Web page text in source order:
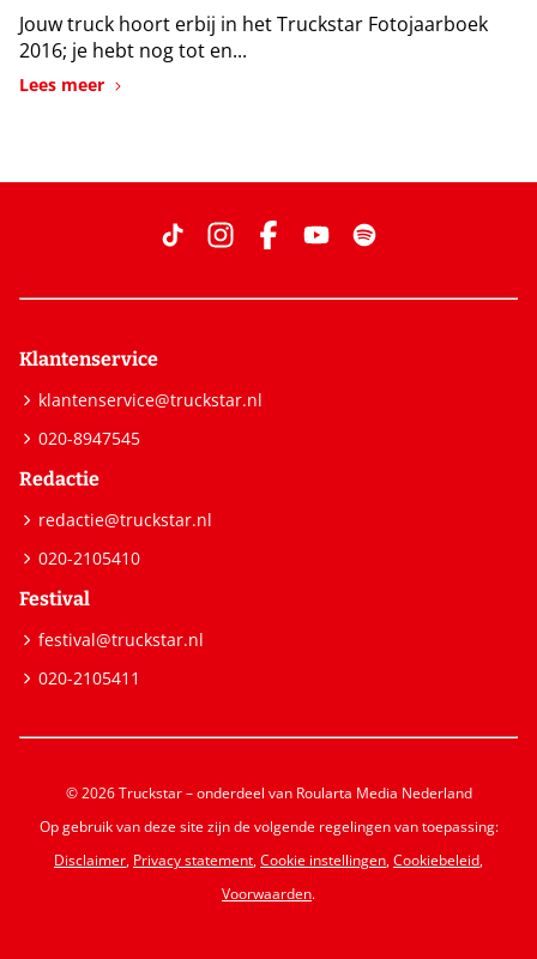
Jouw truck hoort erbij in het Truckstar Fotojaarboek
2016; je hebt nog tot en...
Lees meer
Klantenservice
klantenservice@truckstar.nl
020-8947545
Redactie
redactie@truckstar.nl
020-2105410
Festival
festival@truckstar.nl
020-2105411
© 2026 Truckstar – onderdeel van Roularta Media Nederland
Op gebruik van deze site zijn de volgende regelingen van toepassing:
Disclaimer, Privacy statement,Cookie instellingen,Cookiebeleid,
Voorwaarden.